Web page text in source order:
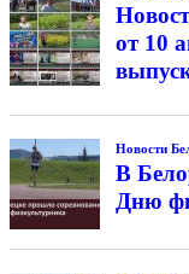
от 10
Новости
В
Дню